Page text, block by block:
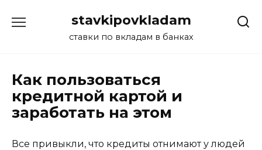
stavkipovkladam
ставки по вкладам в банках
Как пользоваться
кредитной картой и
заработать на этом
Все привыкли, что кредиты отнимают у людей